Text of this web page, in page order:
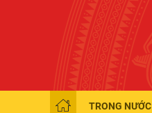
TRONG NƯỚC